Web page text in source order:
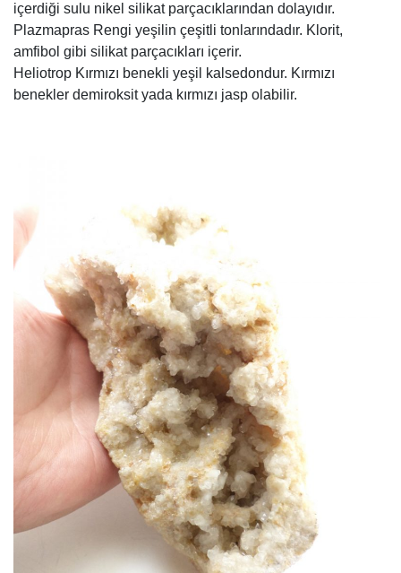
içerdiği sulu nikel silikat parçacıklarından dolayıdır.
Plazmapras Rengi yeşilin çeşitli tonlarındadır. Klorit,
amfibol gibi silikat parçacıkları içerir.
Heliotrop Kırmızı benekli yeşil kalsedondur. Kırmızı
benekler demiroksit yada kırmızı jasp olabilir.